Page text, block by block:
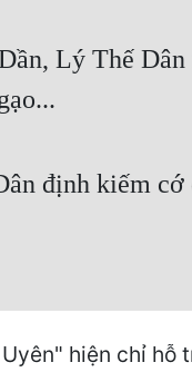
Lý Thế
định kiếm
hiện chỉ hỗ